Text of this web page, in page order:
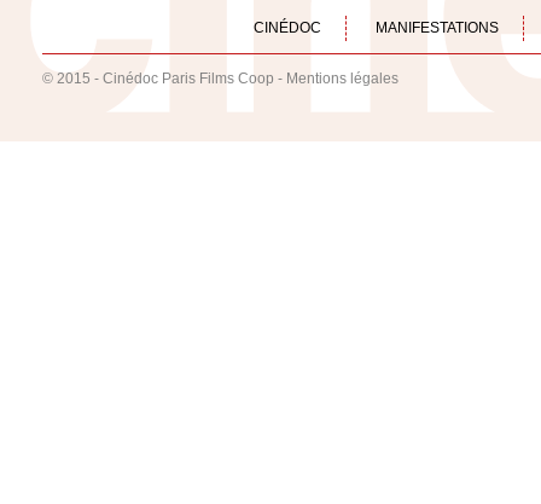
CINÉDOC MANIFESTATIONS
© 2015 - Cinédoc Paris Films Coop - Mentions légales